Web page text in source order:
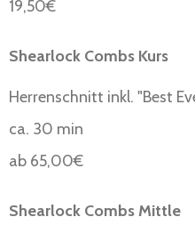
19,50€
Shearlock Combs Kurs
Herrenschnitt inkl. "Best
ca. 30 min
ab 65,00€
Shearlock Combs Mittle